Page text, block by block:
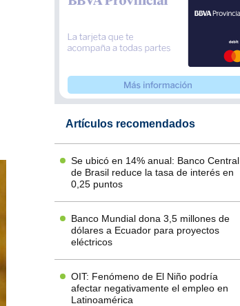
Artículos recomendados
Se ubicó en 14% anual: Banco Central
de Brasil reduce la tasa de interés en
0,25 puntos
Banco Mundial dona 3,5 millones de
dólares a Ecuador para proyectos
eléctricos
OIT: Fenómeno de El Niño podría
afectar negativamente el empleo en
Latinoamérica